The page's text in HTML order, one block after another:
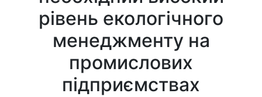
рівень екологічного
менеджменту на
промислових
підприємствах